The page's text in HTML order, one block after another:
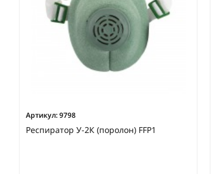
Артикул:9798
Респиратор У-2К (поролон) FFP1